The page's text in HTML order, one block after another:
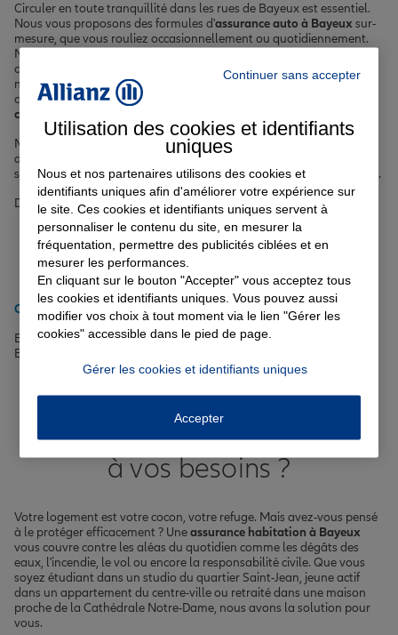
Circuler en toute tranquillité dans les rues de Bayeux est essentiel.
Nous vous proposons des formules d'assurance auto à Bayeuxsur-
mesure, que vous rouliez occasionnellement ou quotidiennement.
Nos offres couvrent les principaux risques tels que la responsabilité
civile, le vol, l'incendie, le bris de glace ou encore les catastrophes
naturelles. Vous pouvez également opter pour des garanties
complémentaires comme l'assistance 0 km ou la
conducteur
Motards et scootéristes bayeusains, nous avons aussi pensé à vous
avec nos solutions d'
assurance deux-roues
spécifiques comme l'équipement du pilote ou la protection juridique.
Découvrez nos offres :
Assurance auto pour les petits rouleurs
Assurance auto pour malussé/résilié
Assurance auto pour véhicule propre
Assurance auto pour voiture semi-autonome
Obtenir un tarif pour votre assurance auto à Bayeux
Et pour rouler l'esprit léger dans les rues pavées du centre-ville de
Bayeux, suivez nos
Comment choisir l'assurance
habitation à Bayeux adaptée
à vos besoins ?
Votre logement est votre cocon, votre refuge. Mais avez-vous pensé
à le protéger efficacement ? Uneassurance habitation à Bayeux
vous couvre contre les aléas du quotidien comme les dégâts des
eaux, l'incendie, le vol ou encore la responsabilité civile. Que vous
soyez étudiant dans un studio du quartier Saint-Jean, jeune actif
dans un appartement du centre-ville ou retraité dans une maison
proche de la Cathédrale Notre-Dame, nous avons la solution pour
vous.
Continuer sans accepter
Utilisation des cookies et identifiants
uniques
Nous et nos partenaires utilisons des cookies et
identifiants uniques afin d'améliorer votre expérience sur
le site. Ces cookies et identifiants uniques servent à
personnaliser le contenu du site, en mesurer la
fréquentation, permettre des publicités ciblées et en
mesurer les performances.
En cliquant sur le bouton "Accepter" vous acceptez tous
les cookies et identifiants uniques. Vous pouvez aussi
modifier vos choix à tout moment via le lien "Gérer les
cookies" accessible dans le pied de page.
Gérer les cookies et identifiants uniques
Accepter